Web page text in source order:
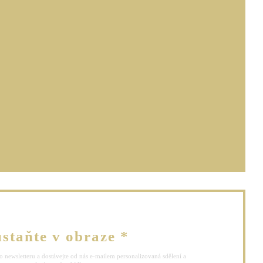
okně))
v obraze *
newsletteru a dostávejte od nás e-mailem personalizovaná sdělení a